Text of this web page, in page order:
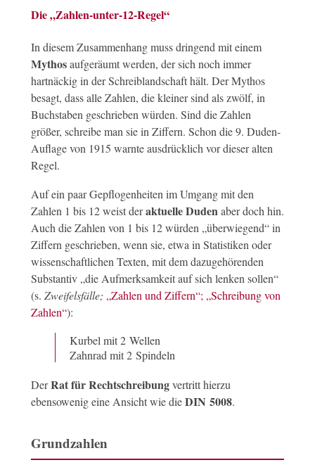
Die „Zahlen-unter-12-Regel“
In diesem Zusammenhang muss dringend mit einem
Mythosaufgeräumt werden, der sich noch immer
hartnäckig in der Schreiblandschaft hält. Der Mythos
besagt, dass alle Zahlen, die kleiner sind als zwölf, in
Buchstaben geschrieben würden. Sind die Zahlen
größer, schreibe man sie in Ziffern. Schon die 9. Duden-
Auflage von 1915 warnte ausdrücklich vor dieser alten
Regel.
Auf ein paar Gepflogenheiten im Umgang mit den
Zahlen 1 bis 12 weist deraktuelle Duden aber doch hin.
Auch die Zahlen von 1 bis 12 würden „überwiegend“ in
Ziffern geschrieben, wenn sie, etwa in Statistiken oder
wissenschaftlichen Texten, mit dem dazugehörenden
Substantiv „die Aufmerksamkeit auf sich lenken sollen“
(s. Zweifelsfälle; „Zahlen und Ziffern“; „Schreibung von
Zahlen“):
Kurbel mit 2 Wellen
Zahnrad mit 2 Spindeln
DerRat für Rechtschreibungvertritt hierzu
ebensowenig eine Ansicht wie dieDIN 5008.
Grundzahlen